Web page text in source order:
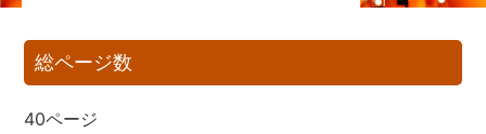
総ページ数
40ページ